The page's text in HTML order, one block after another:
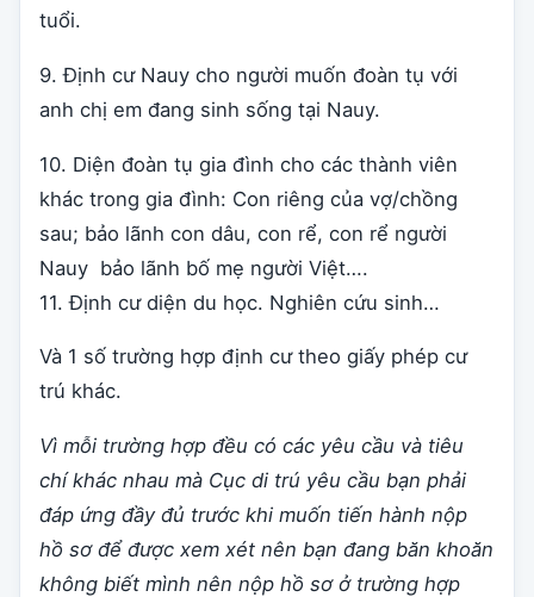
tuổi.
9. Định cư Nauy cho người muốn đoàn tụ với
anh chị em đang sinh sống tại Nauy.
10. Diện đoàn tụ gia đình cho các thành viên
khác trong gia đình: Con riêng của vợ/chồng
sau; bảo lãnh con dâu, con rể, con rể người
Nauy bảo lãnh bố mẹ người Việt….
11. Định cư diện du học. Nghiên cứu sinh…
Và 1 số trường hợp định cư theo giấy phép cư
trú khác.
Vì mỗi trường hợp đều có các yêu cầu và tiêu
chí khác nhau mà Cục di trú yêu cầu bạn phải
đáp ứng đầy đủ trước khi muốn tiến hành nộp
hồ sơ để được xem xét nên bạn đang băn khoăn
không biết mình nên nộp hồ sơ ở trường hợp